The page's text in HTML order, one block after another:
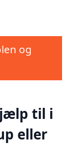
og
til i
eller